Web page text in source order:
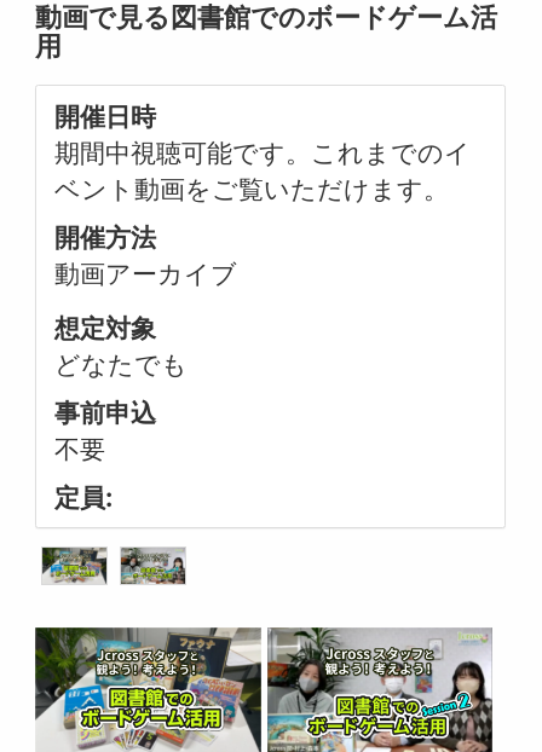
動画で見る図書館でのボードゲーム活
用
開催日時
期間中視聴可能です。これまでのイ
ベント動画をご覧いただけます。
開催方法
動画アーカイブ
想定対象
どなたでも
事前申込
不要
定員: